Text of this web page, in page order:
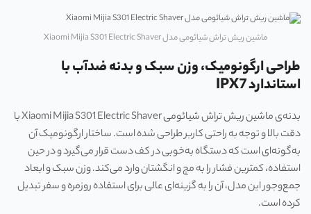
ماشین ریش تراش شیائومی مدل Xiaomi Mijia S301 Electric Shaver
طراحی ارگونومیک، وزن سبک و بدنه ضدآب با
استاندارد IPX7
بدنه‌ی ماشین ریش تراش شیائومی Xiaomi Mijia S301 Electric Shaver با
دقت بالا و توجه به راحتی کاربر طراحی شده است. ساختار ارگونومیک آن
به‌گونه‌ای است که دستگاه به‌خوبی در کف دست قرار می‌گیرد و در حین
استفاده، کمترین فشار را به مچ و انگشتان وارد می‌کند. وزن سبک و ابعاد
جمع‌وجور این مدل، آن را به گزینه‌ای عالی برای استفاده روزمره و سفر تبدیل
کرده است.